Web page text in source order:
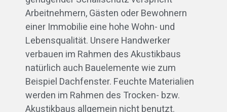
Arbeitnehmern, Gästen oder Bewohnern
einer Immobilie eine hohe Wohn- und
Lebensqualität. Unsere Handwerker
verbauen im Rahmen des Akustikbaus
natürlich auch Bauelemente wie zum
Beispiel Dachfenster. Feuchte Materialien
werden im Rahmen des Trocken- bzw.
Akustikbaus allgemein nicht benutzt.